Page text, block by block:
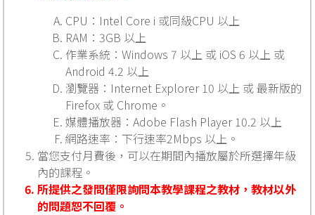
CPU：Intel Core i 或同級CPU 以上
RAM：3GB 以上
作業系統：Windows 7 以上 或 iOS 6 以上 或
Android 4.2 以上
瀏覽器：Internet Explorer 10 以上 或 最新版的
Firefox 或 Chrome。
媒體播放器：Adobe Flash Player 10.2 以上
網路速率：下行速率2Mbps 以上。
當您支付月費後，可以在期間內播放屬於所選擇年級
內的課程。
所提供之發問僅限詢問本教學課程之教材，教材以外
的問題恕不回覆。